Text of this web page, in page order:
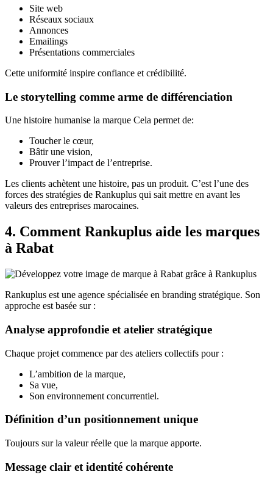
Site web
Réseaux sociaux
Annonces
Emailings
Présentations commerciales
Cette uniformité inspire confiance et crédibilité.
Le storytelling comme arme de différenciation
Une histoire humanise la marque Cela permet de:
Toucher le cœur,
Bâtir une vision,
Prouver l’impact de l’entreprise.
Les clients achètent une histoire, pas un produit. C’est l’une des
forces des stratégies de Rankuplus qui sait mettre en avant les
valeurs des entreprises marocaines.
4. Comment Rankuplus aide les marques
à Rabat
Rankuplus est une agence spécialisée en branding stratégique. Son
approche est basée sur :
Analyse approfondie et atelier stratégique
Chaque projet commence par des ateliers collectifs pour :
L’ambition de la marque,
Sa vue,
Son environnement concurrentiel.
Définition d’un positionnement unique
Toujours sur la valeur réelle que la marque apporte.
Message clair et identité cohérente